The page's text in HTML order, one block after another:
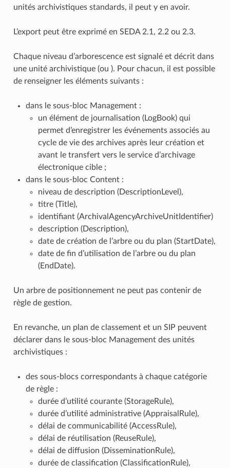
unités archivistiques standards, il peut y en avoir.
L’export peut être exprimé en SEDA 2.1, 2.2 ou 2.3.
Chaque niveau d’arborescence est signalé et décrit dans
une unité archivistique (ou ). Pour chacun, il est possible
de renseigner les éléments suivants :
dans le sous-bloc Management :
un élément de journalisation (LogBook) qui
permet d’enregistrer les événements associés au
cycle de vie des archives après leur création et
avant le transfert vers le service d’archivage
électronique cible ;
dans le sous-bloc Content :
niveau de description (DescriptionLevel),
titre (Title),
identifiant (ArchivalAgencyArchiveUnitIdentifier)
description (Description),
date de création de l’arbre ou du plan (StartDate),
date de fin d’utilisation de l’arbre ou du plan
(EndDate).
Un arbre de positionnement ne peut pas contenir de
règle de gestion.
En revanche, un plan de classement et un SIP peuvent
déclarer dans le sous-bloc Management des unités
archivistiques :
des sous-blocs correspondants à chaque catégorie
de règle :
durée d’utilité courante (StorageRule),
durée d’utilité administrative (AppraisalRule),
délai de communicabilité (AccessRule),
délai de réutilisation (ReuseRule),
délai de diffusion (DisseminationRule),
durée de classification (ClassificationRule),